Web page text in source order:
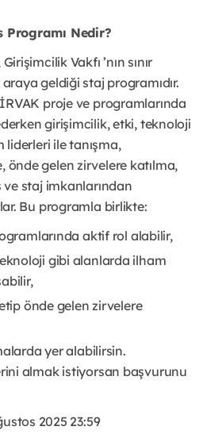
Nedir?
Vakfı ’nın sınır
geldiği staj programıdır.
proje ve programlarında
girişimcilik, etki, teknoloji
ile tanışma,
önde gelen zirvelere katılma,
ve staj imkanlarından
Bu programla birlikte:
aktif rol alabilir,
gibi alanlarda ilham
önde gelen zirvelere
yer alabilirsin.
almak istiyorsan başvurunu
2025 23:59